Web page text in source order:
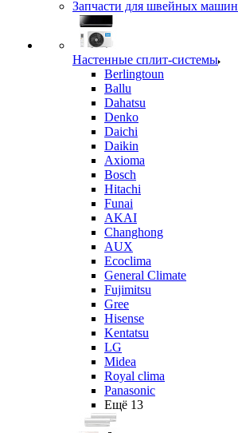
Запчасти для швейных машин
Настенные сплит-системы
Berlingtoun
Ballu
Dahatsu
Denko
Daichi
Daikin
Axioma
Bosch
Hitachi
Funai
AKAI
Changhong
AUX
Ecoclima
General Climate
Fujimitsu
Gree
Hisense
Kentatsu
LG
Midea
Royal clima
Panasonic
Ещё 13